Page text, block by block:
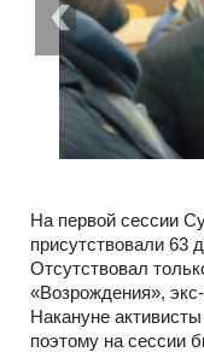
На первой сессии
присутствовали 63
Отсутствовал
«Возрождения»,
Накануне
поэтому на сессии